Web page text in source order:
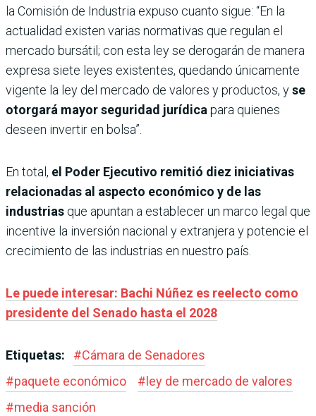
la Comisión de Industria expuso cuanto sigue: “En la
actualidad existen varias normativas que regulan el
mercado bursátil; con esta ley se derogarán de manera
expresa siete leyes existentes, quedando únicamente
vigente la ley del mercado de valores y productos, yse
otorgará mayor seguridad jurídica para quienes
deseen invertir en bolsa”.
En total, el Poder Ejecutivo remitió diez iniciativas
relacionadas al aspecto económico y de las
industrias que apuntan a establecer un marco legal que
incentive la inversión nacional y extranjera y potencie el
crecimiento de las industrias en nuestro país.
Le puede interesar: Bachi Núñez es reelecto como
presidente del Senado hasta el 2028
Etiquetas: #Cámara de Senadores
#paquete económico # ley de mercado de valores
#media sanción